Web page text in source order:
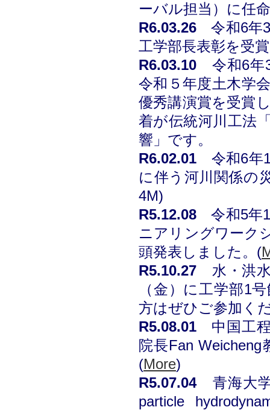
ーバル担当）に任
R6.03.26
令和6年
工学部長表彰を受
R6.03.10
令和6年
令和５年度土木学
優秀講演賞を受賞
着が伝統河川工法
響」です。
R6.02.01
令和6年
に伴う河川関係の
4M)
R5.12.08
令和5年
ニアリングワーク
頭発表しました。 (
R5.10.27
水・洪
（金）に工学部1
方はぜひご参加く
R5.08.01
中国工
院長Fan
(More)
R5.07.04青海大学
particle